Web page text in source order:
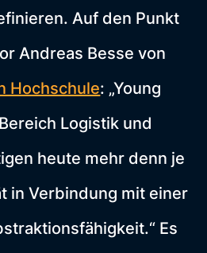
Auf den Punkt
Andreas Besse von
Hochschule: „Young
Logistik und
heute mehr denn je
in Verbindung mit einer
Es